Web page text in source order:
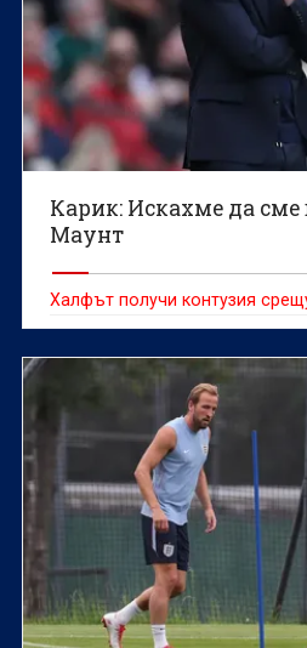
Карик: Искахме да
Маунт
Халфът получи контузия